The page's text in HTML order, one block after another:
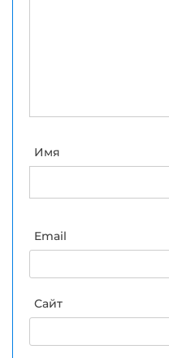
Имя
Email
Сайт